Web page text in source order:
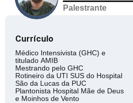
Palestrante
Currículo
Médico Intensivista (GHC) e
titulado AMIB
Mestrando pelo GHC
Rotineiro da UTI SUS do Hospital
São da Lucas da PUC
Plantonista Hospital Mãe de Deus
e Moinhos de Vento